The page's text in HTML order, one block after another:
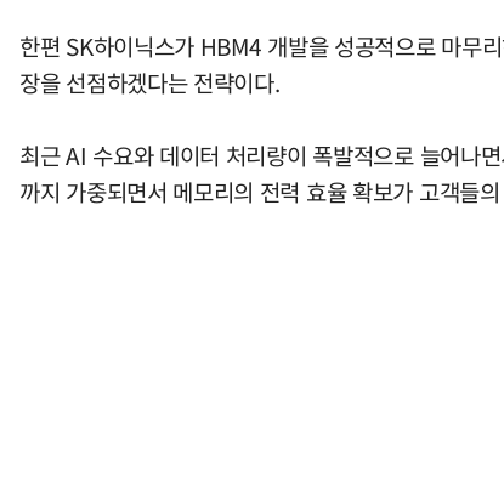
한편 SK하이닉스가 HBM4 개발을 성공적으로 마무
장을 선점하겠다는 전략이다.
최근 AI 수요와 데이터 처리량이 폭발적으로 늘어나
까지 가중되면서 메모리의 전력 효율 확보가 고객들